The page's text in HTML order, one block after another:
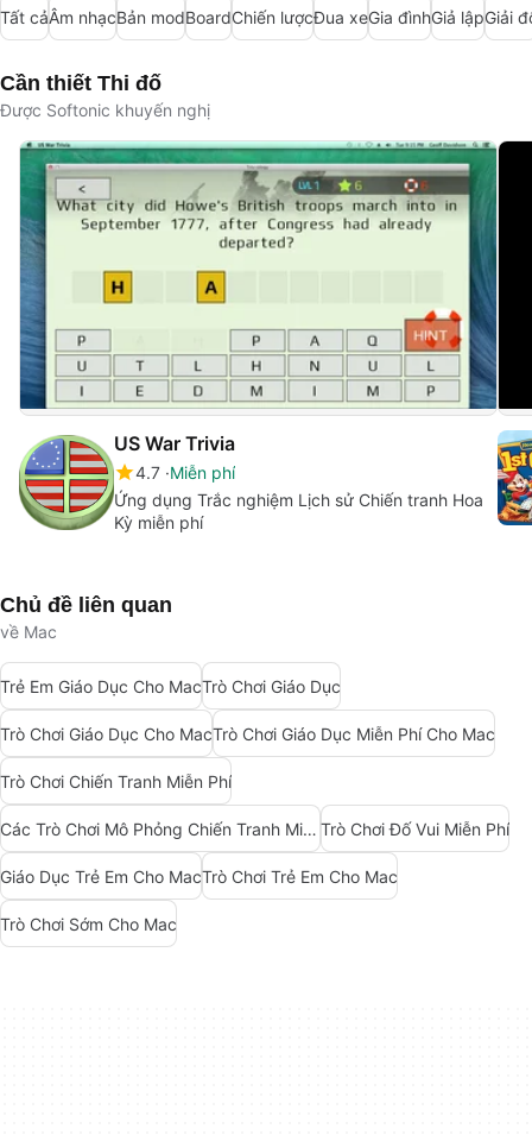
Tất cảÂm nhạcBản modBoardChiến lượcĐua xeGia đìnhGiả lậpGiải
Cần thiết Thi đố
Được Softonic khuyến nghị
US War Trivia
4.7 Miễn phí
Ứng dụng Trắc nghiệm Lịch sử Chiến tranh Hoa
Kỳ miễn phí
Chủ đề liên quan
về Mac
Trẻ Em Giáo Dục Cho MacTrò Chơi Giáo Dục
Trò Chơi Giáo Dục Cho MacTrò Chơi Giáo Dục Miễn Phí Cho Mac
Trò Chơi Chiến Tranh Miễn Phí
Các Trò Chơi Mô Phỏng Chiến Tranh Miễn Phí Trò Chơi Đố Vui Miễn Phí
Giáo Dục Trẻ Em Cho MacTrò Chơi Trẻ Em Cho Mac
Trò Chơi Sớm Cho Mac